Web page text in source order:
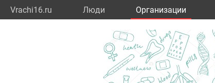
Vrachi16.ru Люди Организации